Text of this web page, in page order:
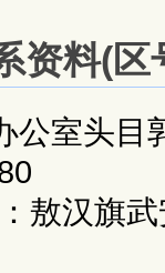
资料(区
公室头目
敖汉旗